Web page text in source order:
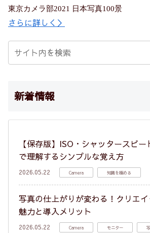
東京カメラ部2021 日本写真100景
さらに詳しく＞
新着情報
【保存版】ISO・シャッタースピ
で理解するシンプルな覚え方
2026.05.22 Camera 知識を極める
写真の仕上がりが変わる！クリエ
魅力と導入メリット
2026.05.22 Camera モニター